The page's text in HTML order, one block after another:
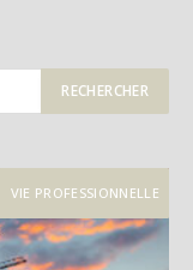
VIE PROFESSIONNELLE